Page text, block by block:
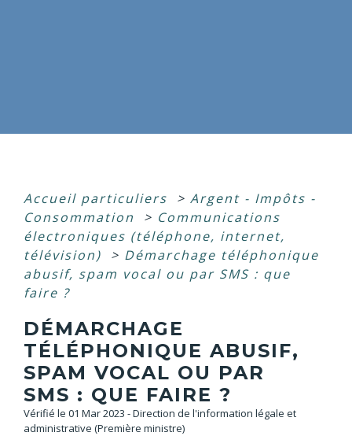
Accueil particuliers > Argent - Impôts -
Consommation
> Communications
électroniques (téléphone, internet,
télévision)
> Démarchage téléphonique
abusif, spam vocal ou par SMS : que
faire ?
DÉMARCHAGE
TÉLÉPHONIQUE ABUSIF,
SPAM VOCAL OU PAR
SMS : QUE FAIRE ?
Vérifié le 01 Mar 2023 - Direction de l'information légale et
administrative (Première ministre)